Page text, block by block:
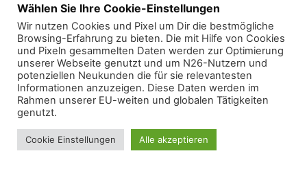
Wählen Sie Ihre Cookie-Einstellungen
Wir nutzen Cookies und Pixel um Dir die bestmögliche
Browsing-Erfahrung zu bieten. Die mit Hilfe von Cookies
und Pixeln gesammelten Daten werden zur Optimierung
unserer Webseite genutzt und um N26-Nutzern und
potenziellen Neukunden die für sie relevantesten
Informationen anzuzeigen. Diese Daten werden im
Rahmen unserer EU-weiten und globalen Tätigkeiten
genutzt.
Cookie Einstellungen Alle akzeptieren